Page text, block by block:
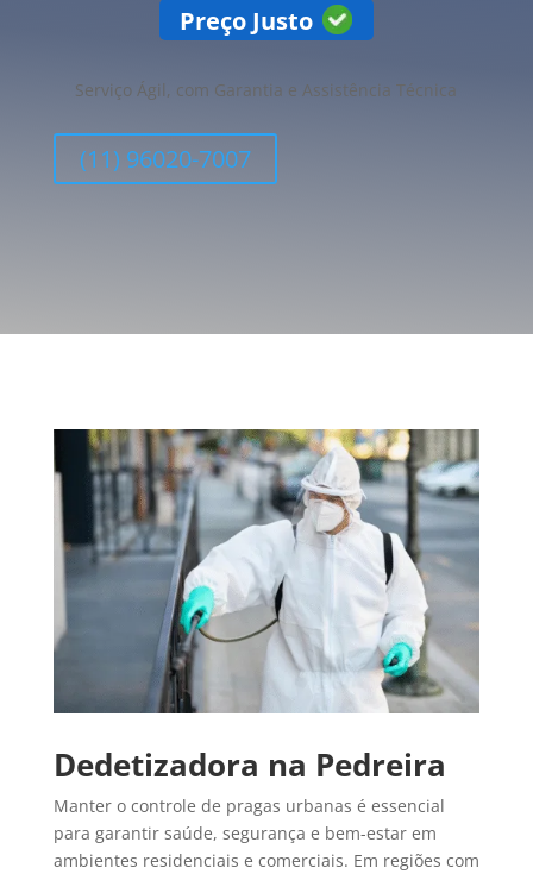
Preço Justo
Serviço Ágil, com Garantia e Assistência Técnica
(11) 96020-7007
Dedetizadora na Pedreira
Manter o controle de pragas urbanas é essencial
para garantir saúde, segurança e bem-estar em
ambientes residenciais e comerciais. Em regiões com